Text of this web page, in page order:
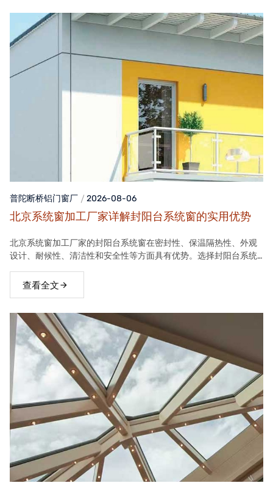
普陀断桥铝门窗厂 2026-08-06
北京系统窗加工厂家详解封阳台系统窗的实用优势
北京系统窗加工厂家的封阳台系统窗在密封性、保温隔热性、外观
设计、耐候性、清洁性和安全性等方面具有优势。选择封阳台系统
体验。
查看全文